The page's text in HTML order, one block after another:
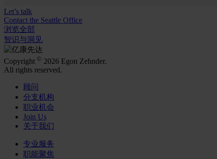
Let’s talk
Contact the Seattle Office
浏览全部
智识与洞见
Copyright © 2026 Egon Zehnder.
All rights reserved.
顾问
分支机构
职业机会
Join Us
关于我们
专业服务
职能聚焦